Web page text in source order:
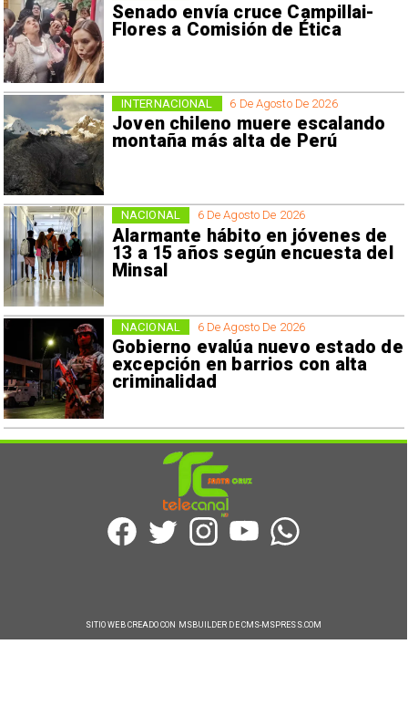
Senado envía cruce Campillai-
Flores a Comisión de Ética
6 De Agosto De 2026
Joven chileno muere escalando
montaña más alta de Perú
INTERNACIONAL
6 De Agosto De 2026
Alarmante hábito en jóvenes de
13 a 15 años según encuesta del
Minsal
NACIONAL
6 De Agosto De 2026
Gobierno evalúa nuevo estado de
excepción en barrios con alta
criminalidad
NACIONAL
SITIO WEB CREADO CON MSBUILDER DE CMS-MSPRESS.COM